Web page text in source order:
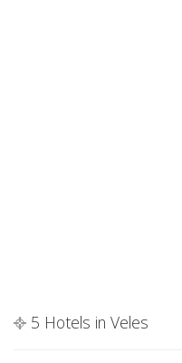
5 Hotels in Veles